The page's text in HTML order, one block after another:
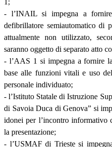
- l’INAIL si impegna a
defibrillatore semiautomatico di
attualmente non utilizzato,
saranno oggetto di separato atto
- l’AAS 1 si impegna a fornire
base alle funzioni vitali e uso
personale individuato;
- l’Istituto Statale di Istruzione
di Savoia Duca di Genova” si
idonei per l’incontro informativo
la presentazione;
- l’USMAF di Trieste si